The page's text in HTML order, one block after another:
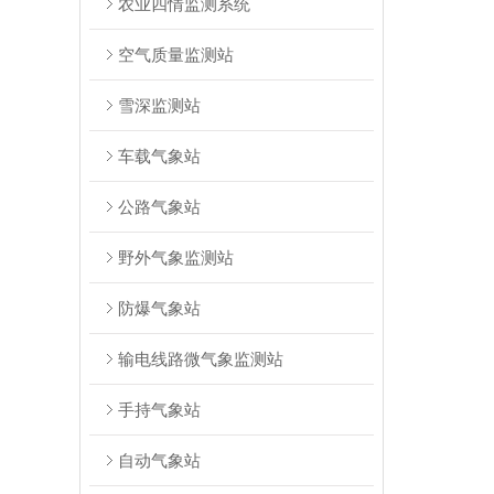
农业四情监测系统
空气质量监测站
雪深监测站
车载气象站
公路气象站
野外气象监测站
防爆气象站
输电线路微气象监测站
手持气象站
自动气象站